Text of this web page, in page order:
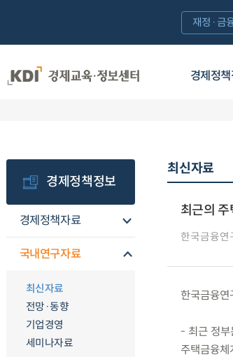
경제정
재정·금
경제정책정보
경제정책자료
국내연구자료
최신자료
전망·동향
기업경영
세미나자료
최신자료
최근의
한국금융연
한국금융
- 최근 정부
주택금융